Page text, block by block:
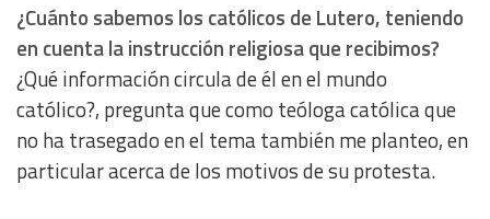
¿Cuánto sabemos los católicos de Lutero, teniendo
en cuenta la instrucción religiosa que recibimos?
¿Qué información circula de él en el mundo
católico?, pregunta que como teóloga católica que
no ha trasegado en el tema también me planteo, en
particular acerca de los motivos de su protesta.